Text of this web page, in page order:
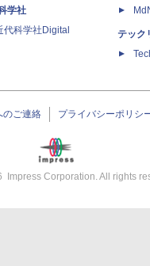
学社
代科学社Digital
テック
のご連絡 プライバシーポリシ
Impress Corporation. All rights